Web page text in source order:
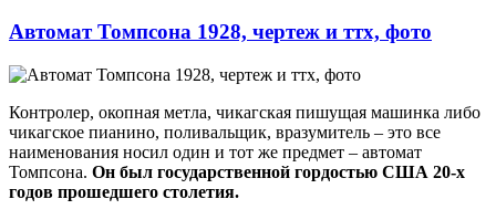
Автомат Томпсона 1928, чертеж и ттх, фото
Контролер, окопная метла, чикагская пишущая машинка либо
чикагское пианино, поливальщик, вразумитель – это все
наименования носил один и тот же предмет – автомат
Томпсона. Он был государственной гордостью США 20-х
годов прошедшего столетия.